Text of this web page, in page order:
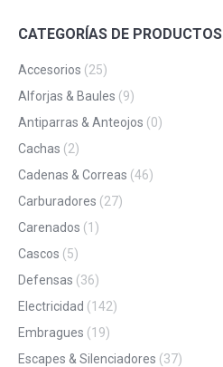
CATEGORÍAS DE PRODUCTOS
Accesorios (25)
Alforjas & Baules (9)
Antiparras & Anteojos (0)
Cachas (2)
Cadenas & Correas (46)
Carburadores (27)
Carenados (1)
Cascos (5)
Defensas (36)
Electricidad (142)
Embragues (19)
Escapes & Silenciadores (37)